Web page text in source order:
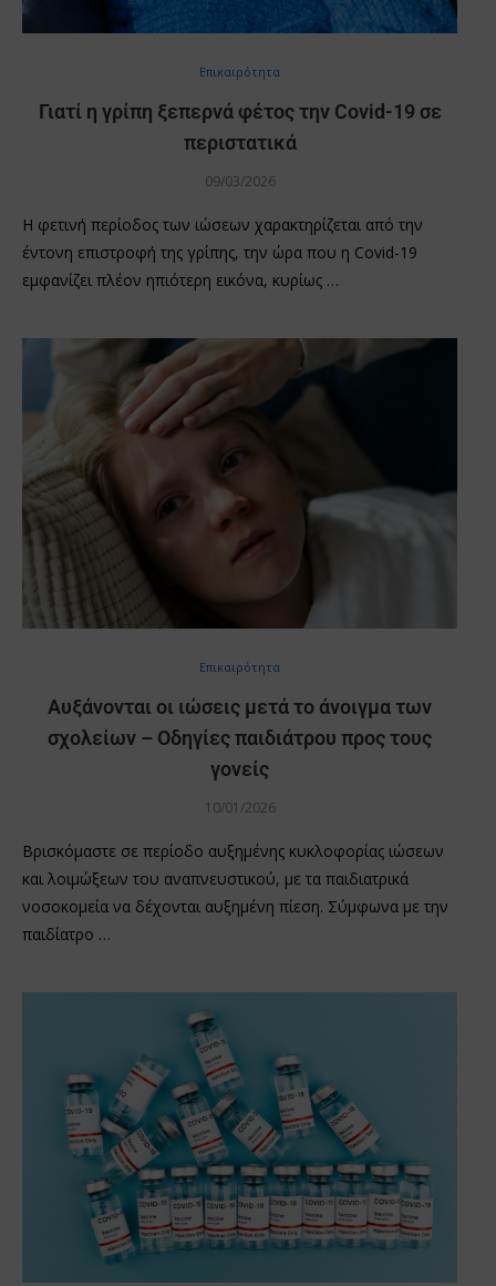
Επικαιρότητα
Γιατί η γρίπη ξεπερνά φέτος την Covid-19 σε
περιστατικά
09/03/2026
Η φετινή περίοδος των ιώσεων χαρακτηρίζεται από την
έντονη επιστροφή της γρίπης, την ώρα που η Covid-19
εμφανίζει πλέον ηπιότερη εικόνα, κυρίως …
Επικαιρότητα
Αυξάνονται οι ιώσεις μετά το άνοιγμα των
σχολείων – Οδηγίες παιδιάτρου προς τους
γονείς
10/01/2026
Βρισκόμαστε σε περίοδο αυξημένης κυκλοφορίας ιώσεων
και λοιμώξεων του αναπνευστικού, με τα παιδιατρικά
νοσοκομεία να δέχονται αυξημένη πίεση. Σύμφωνα με την
παιδίατρο …